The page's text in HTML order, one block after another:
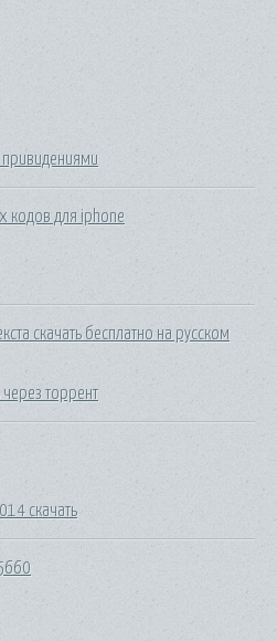
привидениями
кодов для iphone
скачать бесплатно на русском
торрент
скачать